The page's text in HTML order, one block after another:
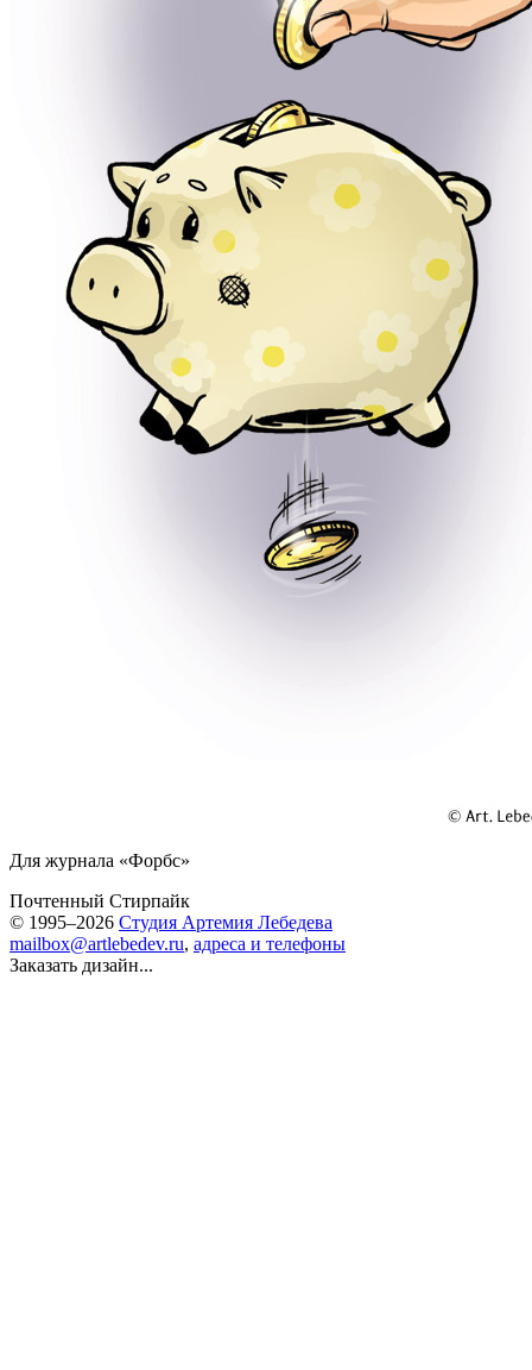
Для журнала «Форбс»
Почтенный Стирпайк
© 1995–2026 Студия Артемия Лебедева
mailbox@artlebedev.ru, адреса и телефоны
Заказать дизайн...